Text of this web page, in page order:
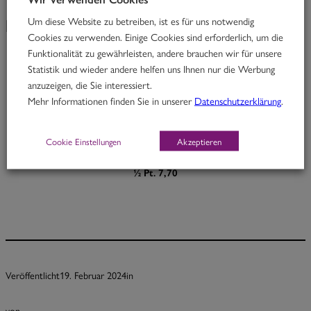
KW 8/24
Rindfleisch in Kurkuma-Aprikosen-Linsencurry & Süßkartoffeln
M, O
½ Pt. 7,70
Veröffentlicht19. Februar 2024in
Um diese Website zu betreiben, ist es für uns notwendig
Cookies zu verwenden. Einige Cookies sind erforderlich, um die
Funktionalität zu gewährleisten, andere brauchen wir für unsere
Statistik und wieder andere helfen uns Ihnen nur die Werbung
anzuzeigen, die Sie interessiert.
Mehr Informationen finden Sie in unsererDatenschutzerklärung
Cookie Einstellungen Akzeptieren